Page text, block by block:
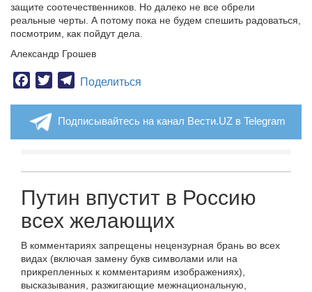
защите соотечественников. Но далеко не все обрели
реальные черты. А потому пока не будем спешить радоваться,
посмотрим, как пойдут дела.
Александр Грошев
Facebook
TwitterTelegram
Поделиться
Подписывайтесь на канал Вести.UZ в Telegram
Путин впустит в Россию
всех желающих
В комментариях запрещены нецензурная брань во всех
видах (включая замену букв символами или на
прикрепленных к комментариям изображениях),
высказывания, разжигающие межнациональную,